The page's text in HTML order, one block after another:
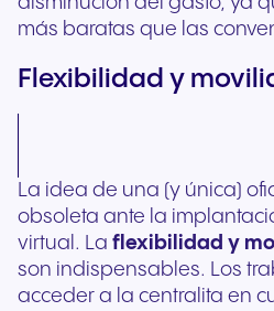
más baratas que las
Flexibilidad y
La idea de una (y única)
obsoleta ante la
virtual. La flexibilidad y
son indispensables. Los
acceder a la centralita en